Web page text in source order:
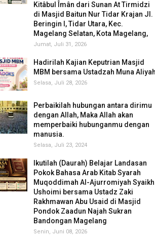
Kitâbul Îmân dari Sunan At Tirmidzi
di Masjid Baitun Nur Tidar Krajan Jl.
Beringin I, Tidar Utara, Kec.
Magelang Selatan, Kota Magelang,
Jumat, Juli 31, 2026
Hadirilah Kajian Keputrian Masjid
MBM bersama Ustadzah Muna Aliyah
Selasa, Juli 28, 2026
Perbaikilah hubungan antara dirimu
dengan Allah, Maka Allah akan
memperbaiki hubunganmu dengan
manusia.
Selasa, Juli 23, 2024
Ikutilah (Daurah) Belajar Landasan
Pokok Bahasa Arab Kitab Syarah
Muqoddimah Al-Ajurromiyah Syaikh
Ushoimi bersama Ustadz Zaki
Rakhmawan Abu Usaid di Masjid
Pondok Zaadun Najah Sukran
Bandongan Magelang
Senin, Juni 08, 2026